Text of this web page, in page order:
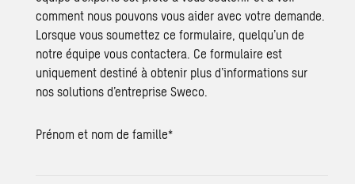
comment nous pouvons vous aider avec votre demande.
Lorsque vous soumettez ce formulaire, quelqu’un de
notre équipe vous contactera. Ce formulaire est
uniquement destiné à obtenir plus d’informations sur
nos solutions d’entreprise Sweco.
Prénom et nom de famille*